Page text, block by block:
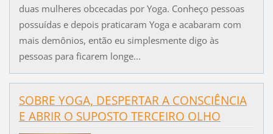
duas mulheres obcecadas por Yoga. Conheço pessoas
possuídas e depois praticaram Yoga e acabaram com
mais demônios, então eu simplesmente digo às
pessoas para ficarem longe...
SOBRE YOGA, DESPERTAR A CONSCIÊNCIA
E ABRIR O SUPOSTO TERCEIRO OLHO